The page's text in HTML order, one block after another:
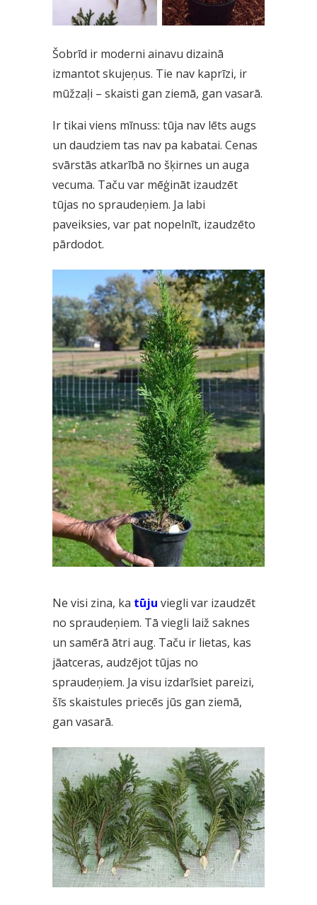
Šobrīd ir moderni ainavu dizainā
izmantot skujeņus. Tie nav kaprīzi, ir
mūžzaļi – skaisti gan ziemā, gan vasarā.
Ir tikai viens mīnuss: tūja nav lēts augs
un daudziem tas nav pa kabatai. Cenas
svārstās atkarībā no šķirnes un auga
vecuma. Taču var mēģināt izaudzēt
tūjas no spraudeņiem. Ja labi
paveiksies, var pat nopelnīt, izaudzēto
pārdodot.
Ne visi zina, ka tūju viegli var izaudzēt
no spraudeņiem. Tā viegli laiž saknes
un samērā ātri aug. Taču ir lietas, kas
jāatceras, audzējot tūjas no
spraudeņiem. Ja visu izdarīsiet pareizi,
šīs skaistules priecēs jūs gan ziemā,
gan vasarā.